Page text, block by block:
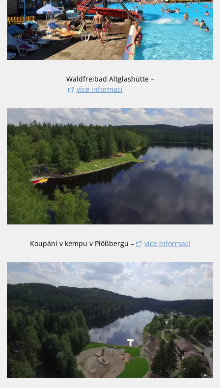
Waldfreibad Altglashütte –
více informací
Koupání v kempu v Plößbergu – více informací